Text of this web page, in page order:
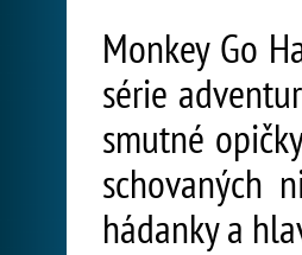
Monkey Go
série
smutné
schovaných
hádanky a